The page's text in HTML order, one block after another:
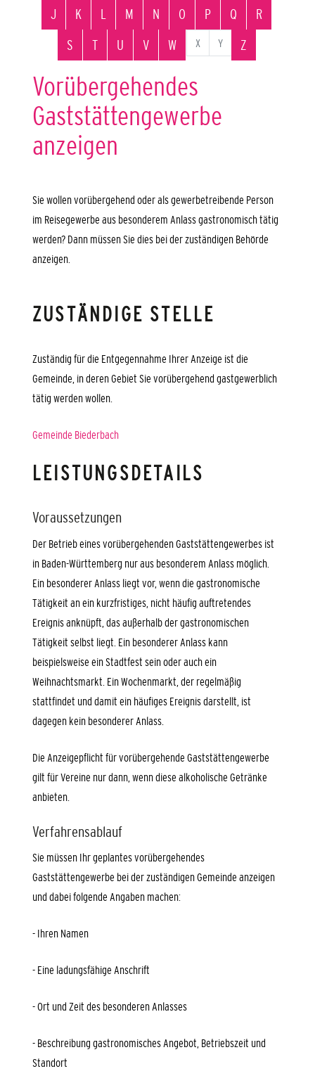
J
K L M N O P Q
R
S
T U V W X Y Z
Vorübergehendes
Gaststättengewerbe
anzeigen
Sie wollen vorübergehend oder als gewerbetreibende Person
im Reisegewerbe aus besonderem Anlass gastronomisch tätig
werden? Dann müssen Sie dies bei der zuständigen Behörde
anzeigen.
ZUSTÄNDIGE STELLE
Zuständig für die Entgegennahme Ihrer Anzeige ist die
Gemeinde, in derenGebiet Sie vorübergehend gastgewerblich
tätig werden wollen.
Gemeinde Biederbach
LEISTUNGSDETAILS
Voraussetzungen
Der Betrieb eines vorübergehenden Gaststättengewerbes ist
in Baden-Württemberg nur aus besonderem Anlass möglich.
Ein besonderer Anlass liegt vor, wenn die gastronomische
Tätigkeit an ein kurzfristiges, nicht häufig auftretendes
Ereignis anknüpft, das außerhalb der gastronomischen
Tätigkeit selbst liegt. Ein besonderer Anlass kann
beispielsweise ein Stadtfest sein oder auch ein
Weihnachtsmarkt. Ein Wochenmarkt, der regelmäßig
stattfindet und damit ein häufiges Ereignis darstellt, ist
dagegen kein besonderer Anlass.
Die Anzeigepflicht für vorübergehende Gaststättengewerbe
gilt für Vereine nur dann, wenn diese alkoholische Getränke
anbieten.
Verfahrensablauf
Sie müssen Ihr geplantes vorübergehendes
Gaststättengewerbe bei der zuständigen Gemeinde anzeigen
und dabei folgende Angaben machen:
- Ihren Namen
- Eine ladungsfähige Anschrift
- Ort und Zeit des besonderen Anlasses
- Beschreibung gastronomisches Angebot, Betriebszeit und
Standort